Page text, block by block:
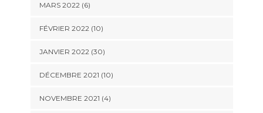
MARS 2022 (6)
FÉVRIER 2022 (10)
JANVIER 2022 (30)
DÉCEMBRE 2021 (10)
NOVEMBRE 2021 (4)